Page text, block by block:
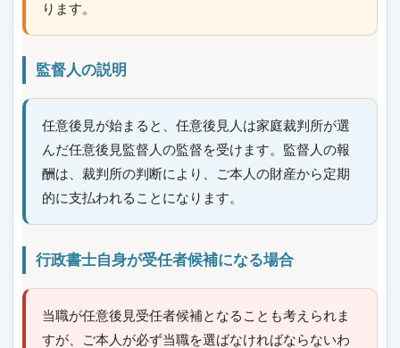
ります。
監督人の説明
任意後見が始まると、任意後見人は家庭裁判所が選
んだ任意後見監督人の監督を受けます。監督人の報
酬は、裁判所の判断により、ご本人の財産から定期
的に支払われることになります。
行政書士自身が受任者候補になる場合
当職が任意後見受任者候補となることも考えられま
すが、ご本人が必ず当職を選ばなければならないわ